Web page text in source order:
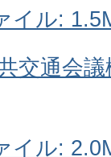
イル:
交通会
イル: